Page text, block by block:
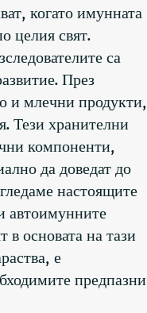
когато имунната
целия свят.
са
През
и млечни продукти,
Тези хранителни
компоненти,
да доведат до
настоящите
автоимунните
основата на тази
е
предпазни